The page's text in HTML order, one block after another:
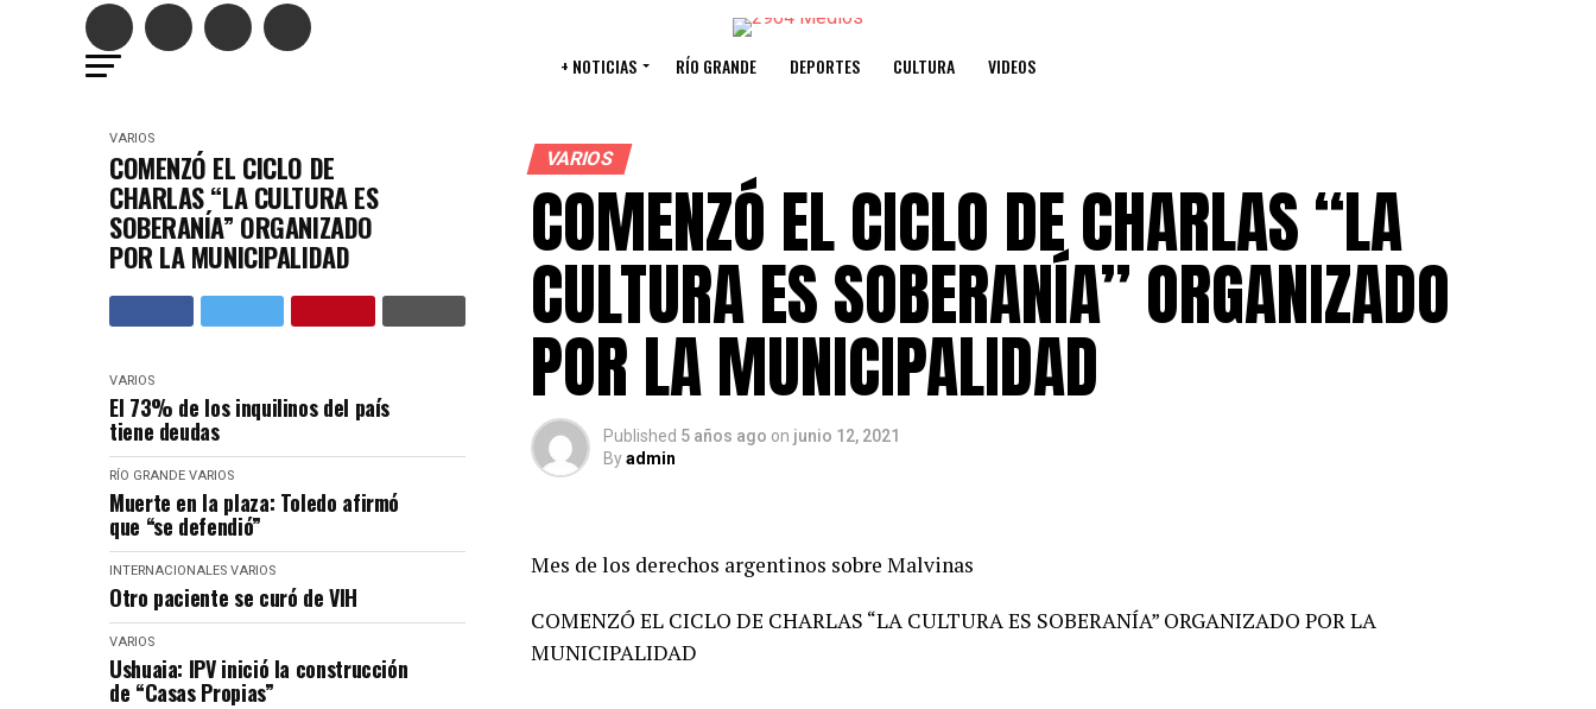
+ NOTICIAS RÍO GRANDE DEPORTES CULTURA VIDEOS
VARIOS
COMENZÓ EL CICLO DE
CHARLAS “LA CULTURA ES
SOBERANÍA” ORGANIZADO
POR LA MUNICIPALIDAD
VARIOS
El 73% de los inquilinos del país
tiene deudas
RÍO GRANDE VARIOS
Muerte en la plaza: Toledo afirmó
que “se defendió”
INTERNACIONALES VARIOS
Otro paciente se curó de VIH
VARIOS
Ushuaia: IPV inició la construcción
de “Casas Propias”
VARIOS
COMENZÓ EL CICLO DE CHARLAS “LA
CULTURA ES SOBERANÍA” ORGANIZADO
POR LA MUNICIPALIDAD
Published 5 años ago on junio 12, 2021
Byadmin
Mes de los derechos argentinos sobre Malvinas
COMENZÓ EL CICLO DE CHARLAS “LA CULTURA ES SOBERANÍA” ORGANIZADO POR LA
MUNICIPALIDAD